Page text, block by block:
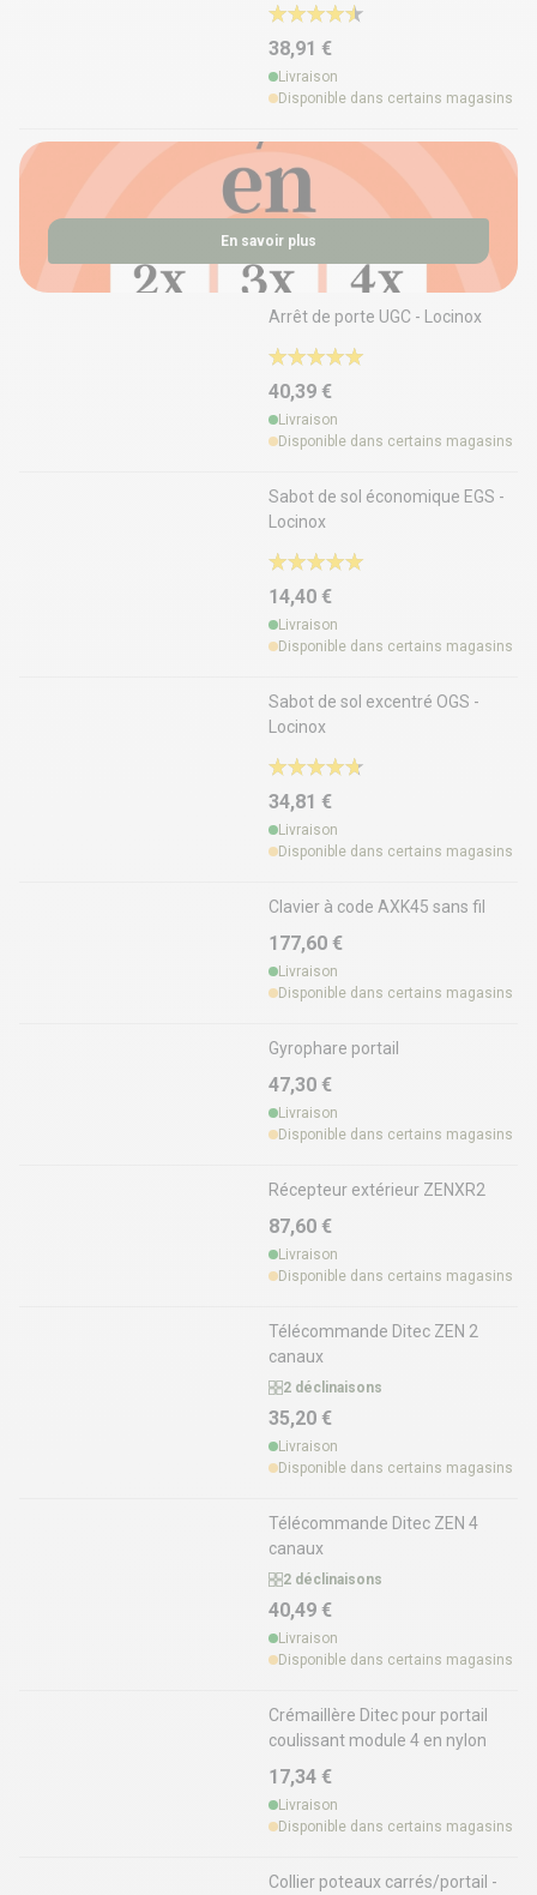
En savoir plus
38,91 €
Livraison
Disponible dans certains magasins
Arrêt de porte UGC - Locinox
40,39 €
Livraison
Disponible dans certains magasins
Sabot de sol économique EGS -
Locinox
14,40 €
Livraison
Disponible dans certains magasins
Sabot de sol excentré OGS -
Locinox
34,81 €
Livraison
Disponible dans certains magasins
Clavier à code AXK45 sans fil
177,60 €
Livraison
Disponible dans certains magasins
Gyrophare portail
47,30 €
Livraison
Disponible dans certains magasins
Récepteur extérieur ZENXR2
87,60 €
Livraison
Disponible dans certains magasins
Télécommande Ditec ZEN 2
canaux
2 déclinaisons
35,20 €
Livraison
Disponible dans certains magasins
Télécommande Ditec ZEN 4
canaux
2 déclinaisons
40,49 €
Livraison
Disponible dans certains magasins
Crémaillère Ditec pour portail
coulissant module 4 en nylon
17,34 €
Livraison
Disponible dans certains magasins
Collier poteaux carrés/portail -